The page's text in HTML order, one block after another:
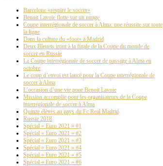
Barcelone «respire le soccer»
Benoit Lavoie flotte sur un nuage
Coupe interrégionale de soccer à Alma: une réussite sur toute
la ligne
Dans la culture du «foot» à Madrid
Deux Bleuets iront à la finale de la Coupe du monde de
soccer en Russie
La Coupe interrégionale de soccer de passage à Alma en
octobre
Le coup d’envoi est lancé pour la Coupe interrégionale de
soccer à Alma
L’occasion d’une vie pour Benoit Lavoie
Mission accomplie pour les organisateurs de la Coupe
interrégionale de soccer à Alma
Quinze élèves au pays du Fc Real Madrid
Russie 2018
Spécial « Euro 2021 » #1
Spécial « Euro 2021 » #2
Spécial « Euro 2021 » #3
Spécial « Euro 2021 » #4
Spécial « Euro 2021 » #5
Spécial « Euro 2021 » #6